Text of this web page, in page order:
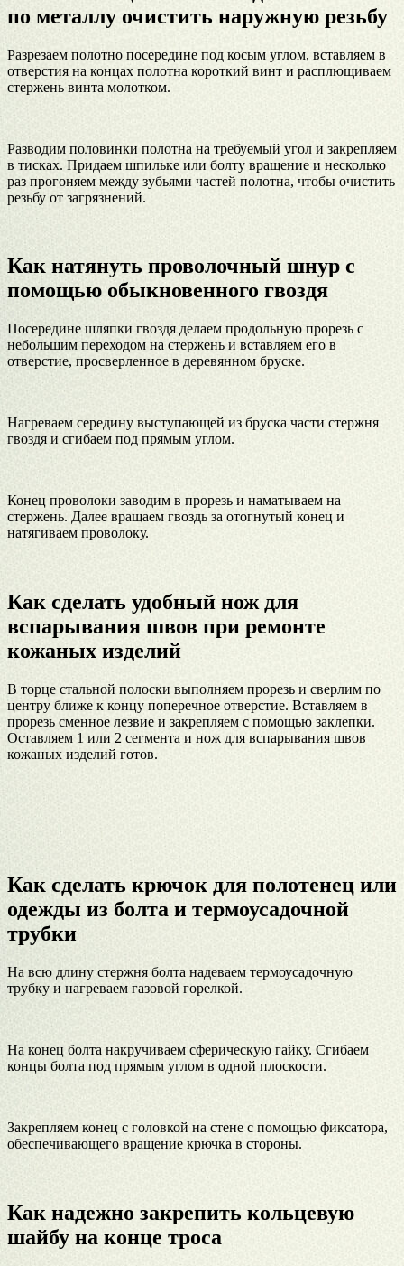
по металлу очистить наружную резьбу
Разрезаем полотно посередине под косым углом, вставляем в
отверстия на концах полотна короткий винт и расплющиваем
стержень винта молотком.
Разводим половинки полотна на требуемый угол и закрепляем
в тисках. Придаем шпильке или болту вращение и несколько
раз прогоняем между зубьями частей полотна, чтобы очистить
резьбу от загрязнений.
Как натянуть проволочный шнур с
помощью обыкновенного гвоздя
Посередине шляпки гвоздя делаем продольную прорезь с
небольшим переходом на стержень и вставляем его в
отверстие, просверленное в деревянном бруске.
Нагреваем середину выступающей из бруска части стержня
гвоздя и сгибаем под прямым углом.
Конец проволоки заводим в прорезь и наматываем на
стержень. Далее вращаем гвоздь за отогнутый конец и
натягиваем проволоку.
Как сделать удобный нож для
вспарывания швов при ремонте
кожаных изделий
В торце стальной полоски выполняем прорезь и сверлим по
центру ближе к концу поперечное отверстие. Вставляем в
прорезь сменное лезвие и закрепляем с помощью заклепки.
Оставляем 1 или 2 сегмента и нож для вспарывания швов
кожаных изделий готов.
Как сделать крючок для полотенец или
одежды из болта и термоусадочной
трубки
На всю длину стержня болта надеваем термоусадочную
трубку и нагреваем газовой горелкой.
На конец болта накручиваем сферическую гайку. Сгибаем
концы болта под прямым углом в одной плоскости.
Закрепляем конец с головкой на стене с помощью фиксатора,
обеспечивающего вращение крючка в стороны.
Как надежно закрепить кольцевую
шайбу на конце троса